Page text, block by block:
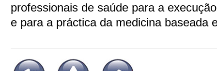
professionais de saúde para a
e para a práctica da medicina baseada